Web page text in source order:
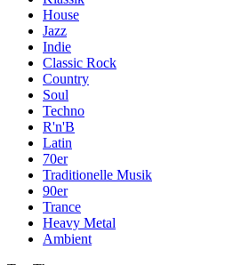
House
Jazz
Indie
Classic Rock
Country
Soul
Techno
R'n'B
Latin
70er
Traditionelle Musik
90er
Trance
Heavy Metal
Ambient